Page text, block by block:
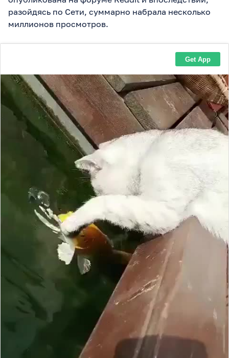
разойдясь по Сети, суммарно набрала несколько
миллионов просмотров.